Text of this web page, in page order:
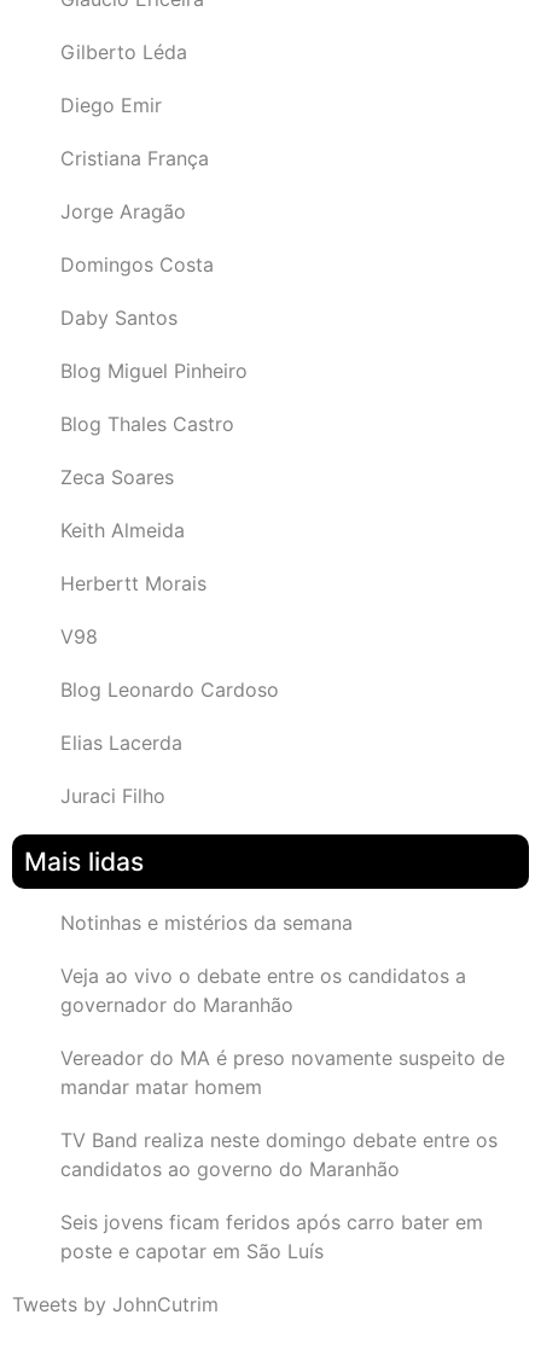
Gilberto Léda
Diego Emir
Cristiana França
Jorge Aragão
Domingos Costa
Daby Santos
Blog Miguel Pinheiro
Blog Thales Castro
Zeca Soares
Keith Almeida
Herbertt Morais
V98
Blog Leonardo Cardoso
Elias Lacerda
Juraci Filho
Mais lidas
Notinhas e mistérios da semana
Veja ao vivo o debate entre os candidatos a
governador do Maranhão
Vereador do MA é preso novamente suspeito de
mandar matar homem
TV Band realiza neste domingo debate entre os
candidatos ao governo do Maranhão
Seis jovens ficam feridos após carro bater em
poste e capotar em São Luís
Tweets by JohnCutrim